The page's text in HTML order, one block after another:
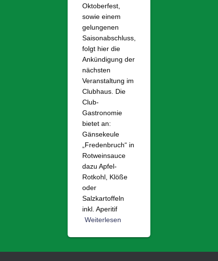
Oktoberfest,
sowie einem
gelungenen
Saisonabschluss,
folgt hier die
Ankündigung der
nächsten
Veranstaltung im
Clubhaus. Die
Club-
Gastronomie
bietet an:
Gänsekeule
„Fredenbruch“ in
Rotweinsauce
dazu Apfel-
Rotkohl, Klöße
oder
Salzkartoffeln
inkl. Aperitif
Weiterlesen